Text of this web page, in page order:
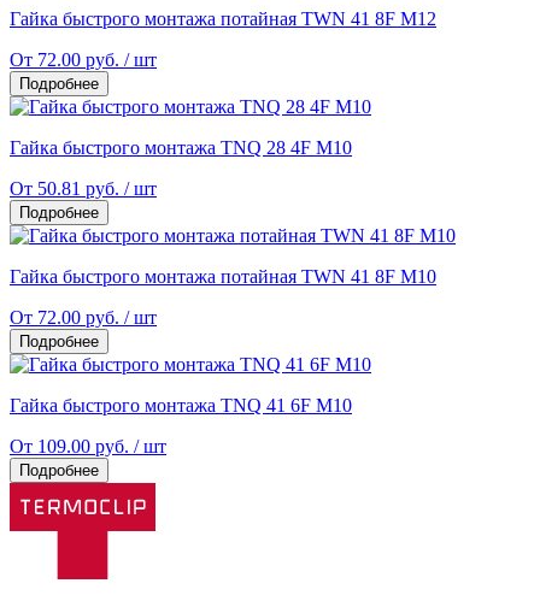
Гайка быстрого монтажа потайная TWN 41 8F M12
От 72.00 руб. / шт
Подробнее
Гайка быстрого монтажа TNQ 28 4F M10
От 50.81 руб. / шт
Подробнее
Гайка быстрого монтажа потайная TWN 41 8F M10
От 72.00 руб. / шт
Подробнее
Гайка быстрого монтажа TNQ 41 6F M10
От 109.00 руб. / шт
Подробнее